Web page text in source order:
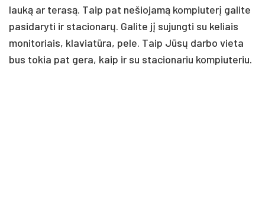
lauką ar terasą. Taip pat nešiojamą kompiuterį galite
pasidaryti ir stacionarų. Galite jį sujungti su keliais
monitoriais, klaviatūra, pele. Taip Jūsų darbo vieta
bus tokia pat gera, kaip ir su stacionariu kompiuteriu.